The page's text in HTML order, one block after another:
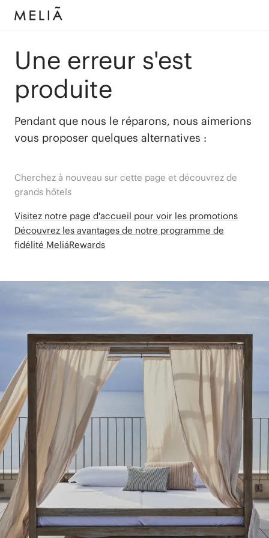
Une erreur s'est
produite
Pendant que nous le réparons, nous aimerions
vous proposer quelques alternatives :
Cherchez à nouveau sur cette page et découvrez de
grands hôtels
Visitez notre page d'accueil pour voir les promotions
Découvrez les avantages de notre programme de
fidélité MeliáRewards